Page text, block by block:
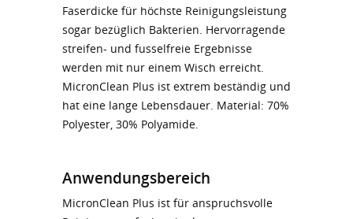
Faserdicke für höchste Reinigungsleistung
sogar bezüglich Bakterien. Hervorragende
streifen- und fusselfreie Ergebnisse
werden mit nur einem Wisch erreicht.
MicronClean Plus ist extrem beständig und
hat eine lange Lebensdauer. Material: 70%
Polyester, 30% Polyamide.
Anwendungsbereich
MicronClean Plus ist für anspruchsvolle